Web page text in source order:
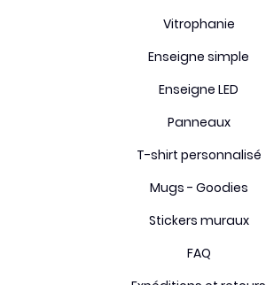
Vitrophanie
Enseigne simple
Enseigne LED
Panneaux
T-shirt personnalisé
Mugs - Goodies
Stickers muraux
FAQ